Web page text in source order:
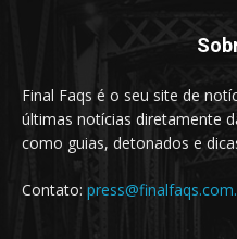
Final Faqs é o seu site de
últimas notícias diretamente
como guias, detonados e
Contato: